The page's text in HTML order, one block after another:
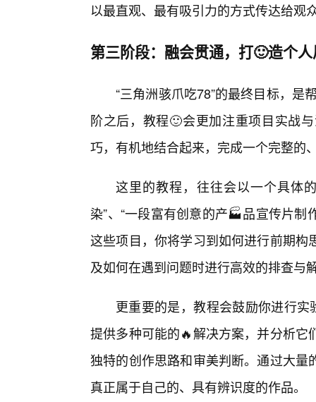
以最直观、最有吸引力的方式传达给观
第三阶段：融会贯通，打🙂造个
“三角洲骇爪吃78”的最终目标，是
阶之后，教程🙂会更加注重项目实战
巧，有机地结合起来，完成一个完整的
这里的教程，往往会以一个具体
染”、“一段富有创意的产🏭品宣传片制
这些项目，你将学习到如何进行前期
及如何在遇到问题时进行高效的排查与
更重要的是，教程会鼓励你进行实
提供多种可能的🔥解决方案，并分析
独特的创作思路和审美判断。通过大
真正属于自己的、具有辨识度的作品。